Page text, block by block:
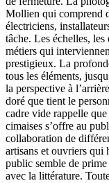
Mollien qui comprend
électriciens,
tâche. Les échelles,
métiers qui
prestigieux. La
tous les éléments,
la perspective à
doré que tient le
cadre vide rappelle que
cimaises s’offre au
collaboration de
artisans et ouvriers qui
public semble de
avec la littérature.